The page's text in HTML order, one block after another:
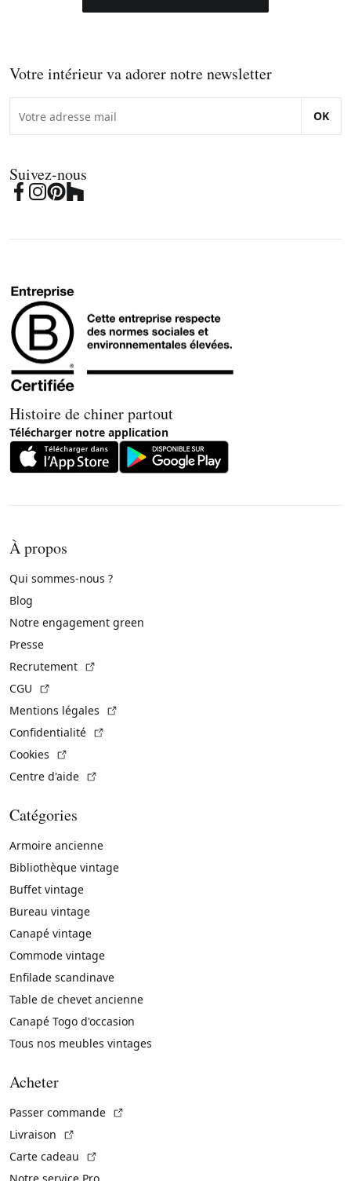
Votre intérieur va adorer notre newsletter
OK
Suivez-nous
Histoire de chiner partout
Télécharger notre application
À propos
Qui sommes-nous ?
Blog
Notre engagement green
Presse
Recrutement
CGU
Mentions légales
Confidentialité
Cookies
Centre d'aide
Catégories
Armoire ancienne
Bibliothèque vintage
Buffet vintage
Bureau vintage
Canapé vintage
Commode vintage
Enfilade scandinave
Table de chevet ancienne
Canapé Togo d'occasion
Tous nos meubles vintages
Acheter
Passer commande
Livraison
Carte cadeau
Notre service Pro